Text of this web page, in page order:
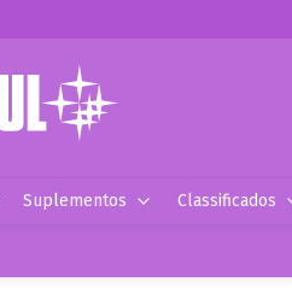
Suplementos Classificados